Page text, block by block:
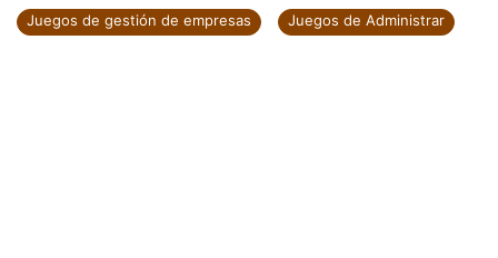
Juegos de gestión de empresas Juegos de Administrar